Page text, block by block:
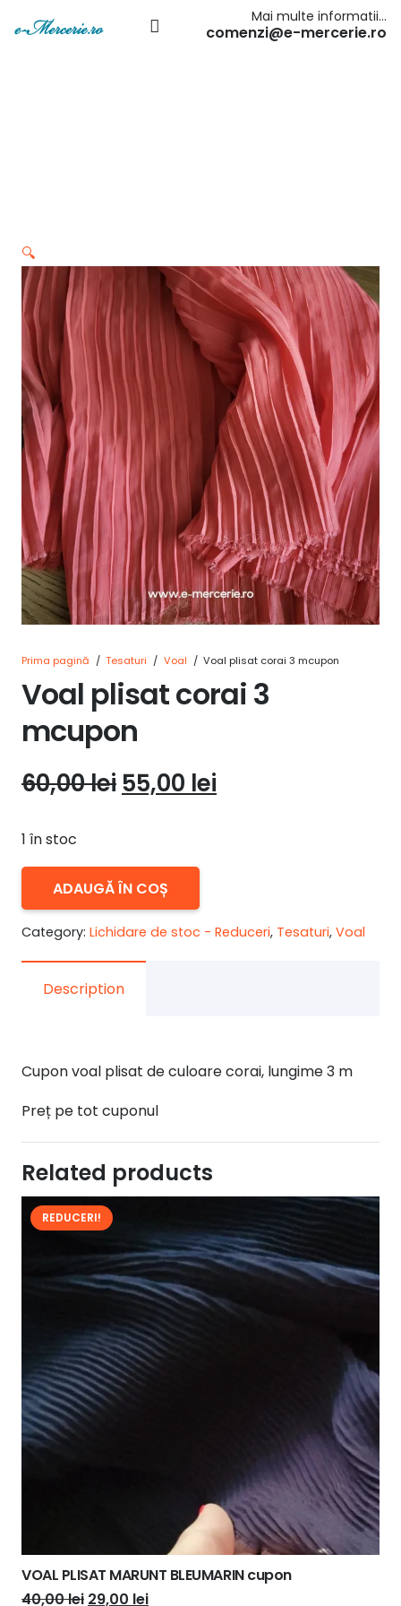
Mai multe informatii…
comenzi@e-mercerie.ro
🔍
Prima pagină / Tesaturi / Voal / Voal plisat corai 3 mcupon
Voal plisat corai 3
mcupon
60,00leiPrețul
fost:
60,00 lei.
55,00 lei
1 în stoc
Voal
plisat
ADAUGĂ ÎN COȘ
Category: Lichidare de stoc - Reduceri, Tesaturi, Voal
Description
Cupon voal plisat de culoare corai, lungime 3 m
Preț pe tot cuponul
Related products
REDUCERI!
VOAL PLISAT MARUNT BLEUMARIN cupon
40,00lei Prețul
29,00 leiPrețul